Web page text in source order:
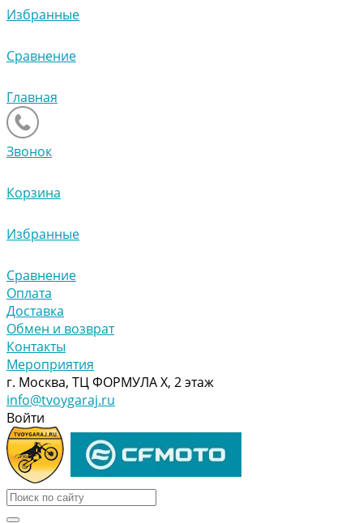
Избранные
Сравнение
Главная
Звонок
Корзина
Избранные
Сравнение
Оплата
Доставка
Обмен и возврат
Контакты
Мероприятия
г. Москва, ТЦ ФОРМУЛА Х, 2 этаж
info@tvoygaraj.ru
Войти